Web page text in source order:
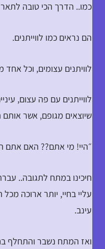
כמו.. הדרך הכי טובה
הם נראים כמו לווייתנים.
לוויתנים עצומים, וכל
לווייתנים עם פה עצום,
שיוצאים מגופם, אשר
״היי! מי אתם?? האם אתם
חיכינו במתח לתגובה..
עליי בחיי, יותר ארוכה
עינב.
ואז המתח נשבר והתחלף